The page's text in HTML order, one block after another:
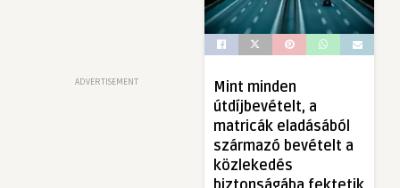
ADVERTISEMENT
Mint minden
útdíjbevételt, a
matricák eladásából
származó bevételt a
közlekedés